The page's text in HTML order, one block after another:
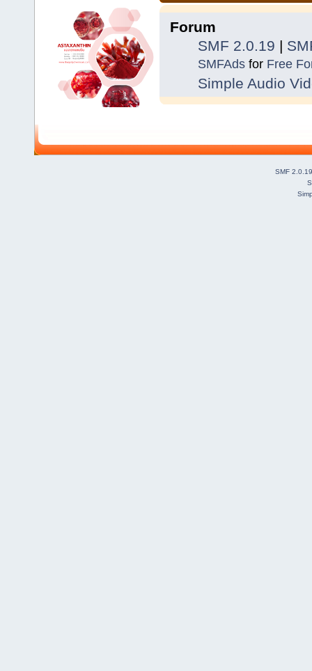
Forum
SMF 2.0.19 |
SMFAdsfor Free
Simple Audio
SMF 2.0.19